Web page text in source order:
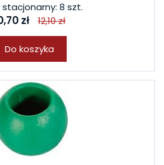
stacjonarny: 8 szt.
zł 12,10 zł
Do koszyka